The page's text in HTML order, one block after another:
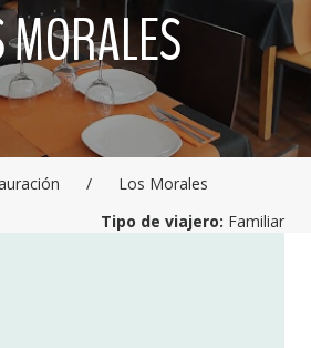
MORALES
/
Los Morales
Tipo de viajero: Familiar